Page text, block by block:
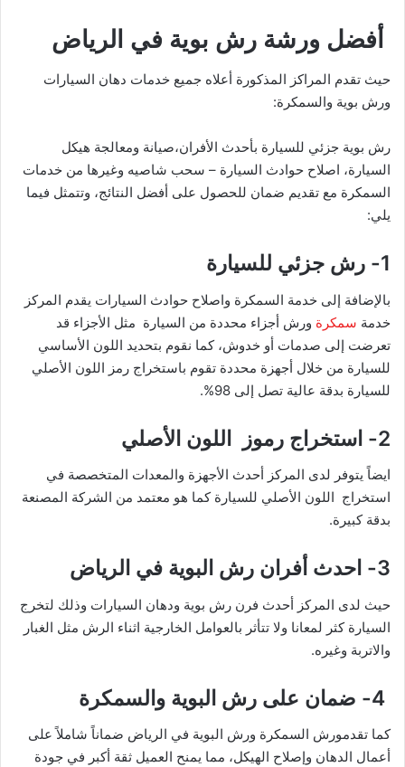
أفضل ورشة رش بوية في الرياض
حيث تقدم المراكز المذكورة أعلاه جميع خدمات دهان السيارات
ورش بوية والسمكرة:
رش بوية جزئي للسيارة بأحدث الأفران،صيانة ومعالجة هيكل
السيارة، اصلاح حوادث السيارة – سحب شاصيه وغيرها من خدمات
السمكرة مع تقديم ضمان للحصول على أفضل النتائج، وتتمثل فيما
يلي:
1- رش جزئي للسيارة
بالإضافة إلى خدمة السمكرة واصلاح حوادث السيارات يقدم المركز
خدمة سمكرة ورش أجزاء محددة من السيارة مثل الأجزاء قد
تعرضت إلى صدمات أو خدوش، كما نقوم بتحديد اللون الأساسي
للسيارة من خلال أجهزة محددة تقوم باستخراج رمز اللون الأصلي
للسيارة بدقة عالية تصل إلى 98%.
2- استخراج رموز اللون الأصلي
ايضاً يتوفر لدى المركز أحدث الأجهزة والمعدات المتخصصة في
استخراج اللون الأصلي للسيارة كما هو معتمد من الشركة المصنعة
بدقة كبيرة.
3- احدث أفران رش البوية في الرياض
حيث لدى المركز أحدث فرن رش بوية ودهان السيارات وذلك لتخرج
السيارة كثر لمعانا ولا تتأثر بالعوامل الخارجية اثناء الرش مثل الغبار
والاتربة وغيره.
كما تقدمورش السمكرة ورش البوية في الرياض ضماناً شاملاً على
أعمال الدهان وإصلاح الهيكل، مما يمنح العميل ثقة أكبر في جودة